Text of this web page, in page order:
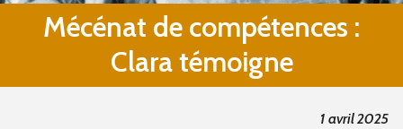
Mécénat de compétences :
Clara témoigne
1 avril 2025